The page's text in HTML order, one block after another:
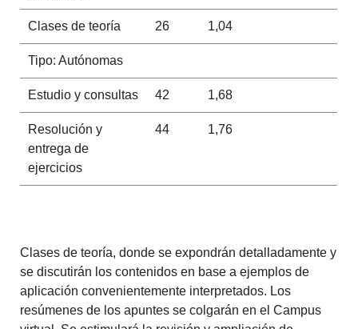
Clases de teoría 26 1,04
Tipo: Autónomas
Estudio y consultas 42 1,68
Resolución y
entrega de
ejercicios
44 1,76
Clases de teoría, donde se expondrán detalladamente y
se discutirán los contenidos en base a ejemplos de
aplicación convenientemente interpretados. Los
resúmenes de los apuntes se colgarán en el Campus